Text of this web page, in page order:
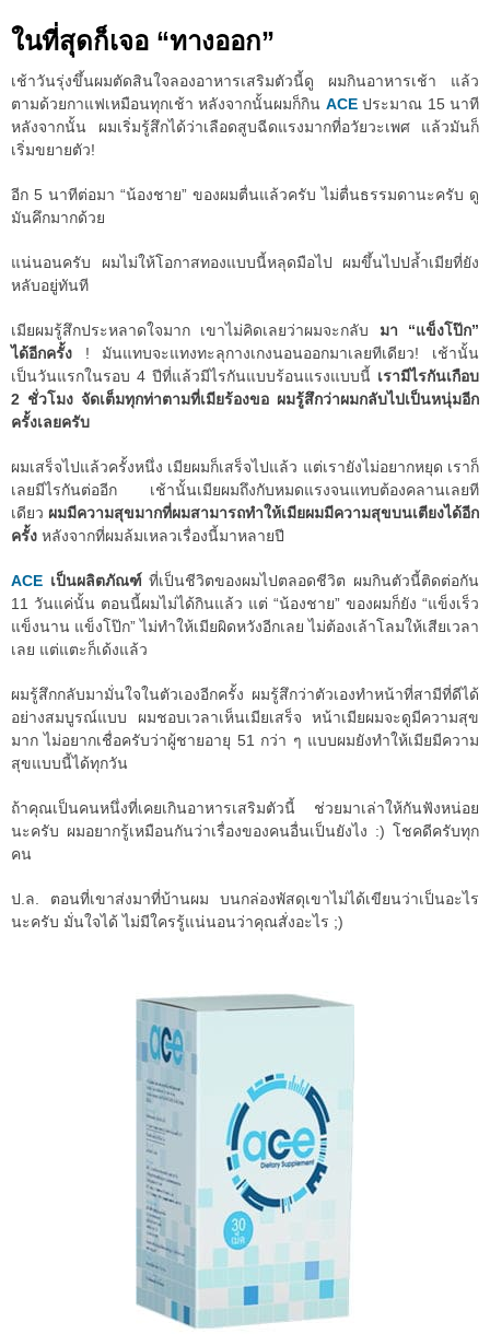
ในที่สุดก็เจอ “ทางออก”
เช้าวันรุ่งขึ้นผมตัดสินใจลองอาหารเสริมตัวนี้ดู ผมกินอาหารเช้า แล้ว
ตามด้วยกาแฟเหมือนทุกเช้า หลังจากนั้นผมก็กิน ACEประมาณ 15 นาที
หลังจากนั้น ผมเริ่มรู้สึกได้ว่าเลือดสูบฉีดแรงมากที่อวัยวะเพศ แล้วมันก็
เริ่มขยายตัว!
อีก 5 นาทีต่อมา “น้องชาย” ของผมตื่นแล้วครับ ไม่ตื่นธรรมดานะครับ ดู
มันคึกมากด้วย
แน่นอนครับ ผมไม่ให้โอกาสทองแบบนี้หลุดมือไป ผมขึ้นไปปล้ำเมียที่ยัง
หลับอยู่ทันที
เมียผมรู้สึกประหลาดใจมาก เขาไม่คิดเลยว่าผมจะกลับ มา “แข็งโป๊ก”
ได้อีกครั้ง ! มันแทบจะแทงทะลุกางเกงนอนออกมาเลยทีเดียว! เช้านั้น
เป็นวันแรกในรอบ 4 ปีที่แล้วมีไรกันแบบร้อนแรงแบบนี้ เรามีไรกันเกือบ
2 ชั่วโมง จัดเต็มทุกท่าตามที่เมียร้องขอ ผมรู้สึกว่าผมกลับไปเป็นหนุ่มอีก
ครั้งเลยครับ
ผมเสร็จไปแล้วครั้งหนึ่ง เมียผมก็เสร็จไปแล้ว แต่เรายังไม่อยากหยุด เราก็
เลยมีไรกันต่ออีก เช้านั้นเมียผมถึงกับหมดแรงจนแทบต้องคลานเลยที
เดียว ผมมีความสุขมากที่ผมสามารถทำให้เมียผมมีความสุขบนเตียงได้อีก
ครั้ง หลังจากที่ผมล้มเหลวเรื่องนี้มาหลายปี
ACE เป็นผลิตภัณฑ์ที่เป็นชีวิตของผมไปตลอดชีวิต ผมกินตัวนี้ติดต่อกัน
11 วันแค่นั้น ตอนนี้ผมไม่ได้กินแล้ว แต่ “น้องชาย” ของผมก็ยัง “แข็งเร็ว
แข็งนาน แข็งโป๊ก” ไม่ทำให้เมียผิดหวังอีกเลย ไม่ต้องเล้าโลมให้เสียเวลา
เลย แต่แตะก็เด้งแล้ว
ผมรู้สึกกลับมามั่นใจในตัวเองอีกครั้ง ผมรู้สึกว่าตัวเองทำหน้าที่สามีที่ดีได้
อย่างสมบูรณ์แบบ ผมชอบเวลาเห็นเมียเสร็จ หน้าเมียผมจะดูมีความสุข
มาก ไม่อยากเชื่อครับว่าผู้ชายอายุ 51 กว่า ๆ แบบผมยังทำให้เมียมีความ
สุขแบบนี้ได้ทุกวัน
ถ้าคุณเป็นคนหนึ่งที่เคยเกินอาหารเสริมตัวนี้ ช่วยมาเล่าให้กันฟังหน่อย
นะครับ ผมอยากรู้เหมือนกันว่าเรื่องของคนอื่นเป็นยังไง :) โชคดีครับทุก
คน
ป.ล. ตอนที่เขาส่งมาที่บ้านผม บนกล่องพัสดุเขาไม่ได้เขียนว่าเป็นอะไร
นะครับ มั่นใจได้ ไม่มีใครรู้แน่นอนว่าคุณสั่งอะไร ;)